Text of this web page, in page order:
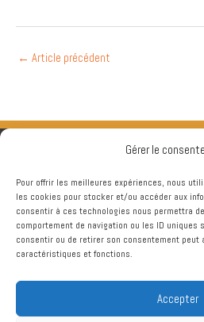
Gérer le
Pour offrir les meilleures expériences, nous
les cookies pour stocker et/ou accéder aux
consentir à ces technologies nous permettra
comportement de navigation ou les ID uniques
consentir ou de retirer son consentement peut
caractéristiques et fonctions.
Accepter
← Article précédent